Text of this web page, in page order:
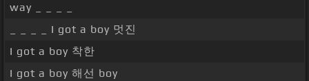
way _ _ _ _
_ _ _ _ I got a boy 멋진
I got a boy 착한
I got a boy 해선 boy